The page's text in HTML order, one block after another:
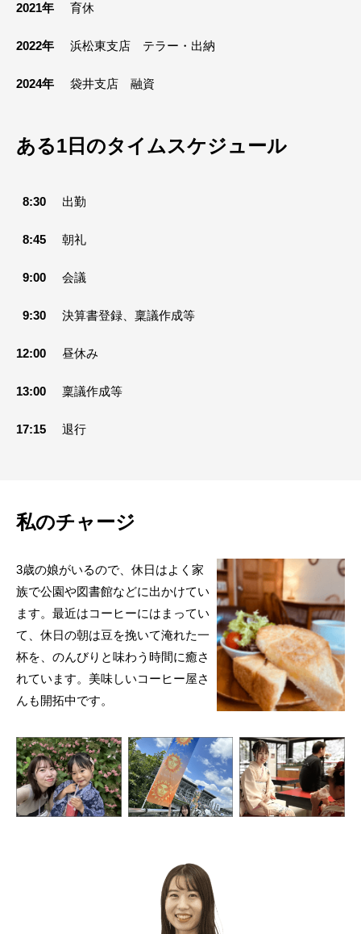
2021年 育休
2022年 浜松東支店 テラー・出納
2024年 袋井支店 融資
ある1日のタイムスケジュール
8:30 出勤
8:45 朝礼
9:00 会議
9:30 決算書登録、稟議作成等
12:00 昼休み
13:00 稟議作成等
17:15 退行
私のチャージ
3歳の娘がいるので、休日はよく家
族で公園や図書館などに出かけてい
ます。最近はコーヒーにはまってい
て、休日の朝は豆を挽いて淹れた一
杯を、のんびりと味わう時間に癒さ
れています。美味しいコーヒー屋さ
んも開拓中です。